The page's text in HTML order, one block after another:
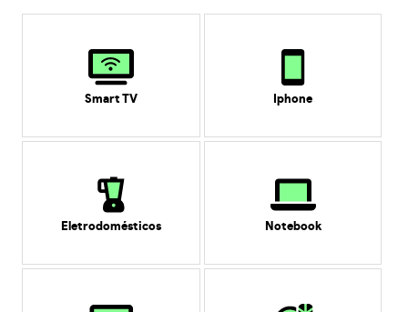
Smart TV Iphone
Eletrodomésticos Notebook